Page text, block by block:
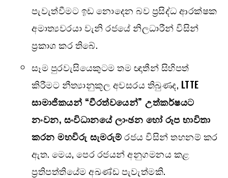
පැවැත්වීමට ඉඩ නොදෙන බව ප්‍රසිද්ධ ආරක්ෂක
අමාත්‍යවරයා වැනි රජයේ නිලධාරීන් විසින්
ප්‍රකාශ කර තිබේ.
සෑම පුරවැසියෙකුටම තම ඥාතීන් සිහිපත්
කිරීමට නීත්‍යානුකූල අවසරය තිබුණද, LTTE
සාමාජිකයන් “වීරත්වයෙන්” උත්කර්ෂයට
නංවන, සංවිධානයේ ලාංඡන හෝ රූප භාවිතා
කරන මහවිරු සැමරුම්රජය විසින් තහනම් කර
ඇත. මෙය, පෙර රජයන් අනුගමනය කළ
ප්‍රතිපත්තියේම අඛණ්ඩ පැවැත්මකි.